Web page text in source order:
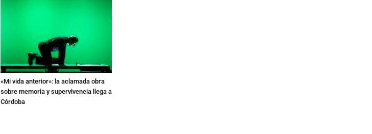
«Mi vida anterior»: la aclamada obra
sobre memoria y supervivencia llega a
Córdoba